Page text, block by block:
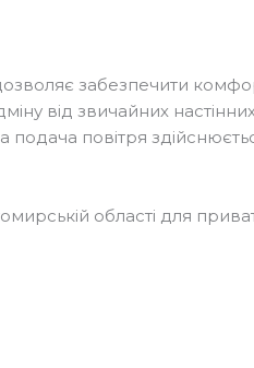
забезпечити
від звичайних
повітря
області для